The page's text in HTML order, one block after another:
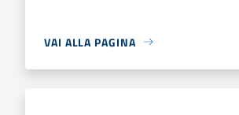
VAI ALLA PAGINA